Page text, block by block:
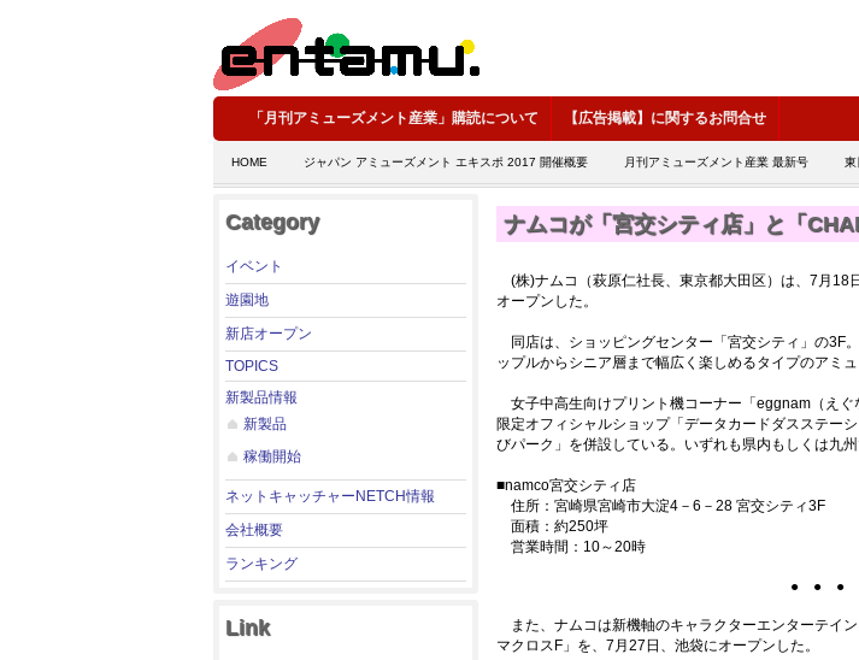
「月刊アミューズメント産業」購読について 【広告掲載】に関するお問合せ
HOME ジャパン アミューズメント エキスポ 2017 開催概要 月刊アミューズメント産業 最新号 東
Category
イベント
遊園地
新店オープン
TOPICS
新製品情報
新製品
稼働開始
ネットキャッチャーNETCH情報
会社概要
ランキング
Link
ナムコが「宮交シティ店」と「
(株)ナムコ（萩原仁社長、東京都大田区）は、7月18
オープンした。
同店は、ショッピングセンター「宮交シティ」の3F
ップルからシニア層まで幅広く楽しめるタイプのアミュ
女子中高生向けプリント機コーナー「eggnam（えぐ
限定オフィシャルショップ「データカードダスステー
びパーク」を併設している。いずれも県内もしくは九州
■namco宮交シティ店
住所：宮崎県宮崎市大淀4－6－28 宮交シティ3F
面積：約250坪
営業時間：10～20時
● ● ●
また、ナムコは新機軸のキャラクターエンターテイ
マクロスF」を、7月27日、池袋にオープンした。